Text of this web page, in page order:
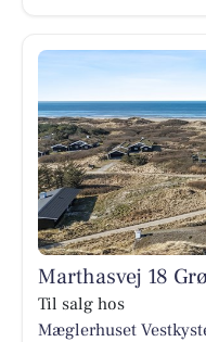
Marthasvej 18
Til salg hos
Mæglerhuset